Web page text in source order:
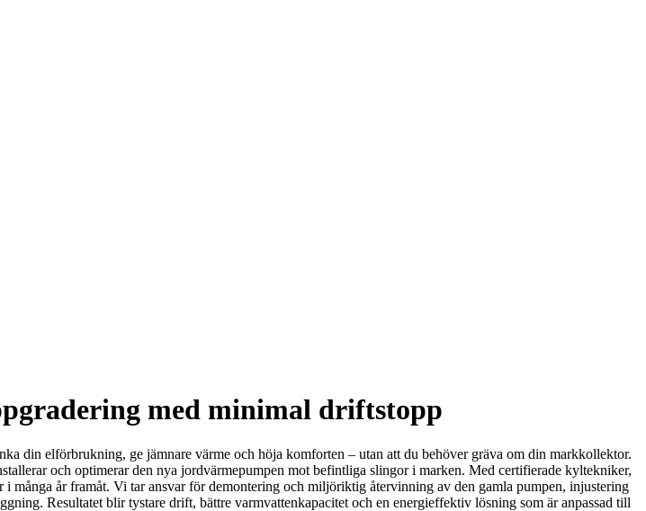
med minimal driftstopp
din elförbrukning, ge jämnare värme och höja komforten – utan att du behöver gräva om din markkollektor.
och optimerar den nya jordvärmepumpen mot befintliga slingor i marken. Med certifierade kyltekniker,
år framåt. Vi tar ansvar för demontering och miljöriktig återvinning av den gamla pumpen, injustering
Resultatet blir tystare drift, bättre varmvattenkapacitet och en energieffektiv lösning som är anpassad till